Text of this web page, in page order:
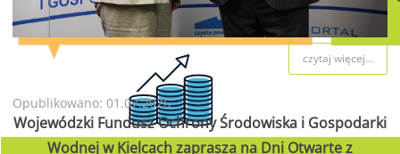
czytaj więcej...
Opublikowano: 01.07.2026
Wojewódzki Fundusz Ochrony Środowiska i Gospodarki
Wodnej w Kielcach zaprasza na Dni Otwarte z